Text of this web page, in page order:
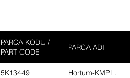
PARCA KODU /
PART CODE
PARCA ADI
5K13449 Hortum-KMPL.